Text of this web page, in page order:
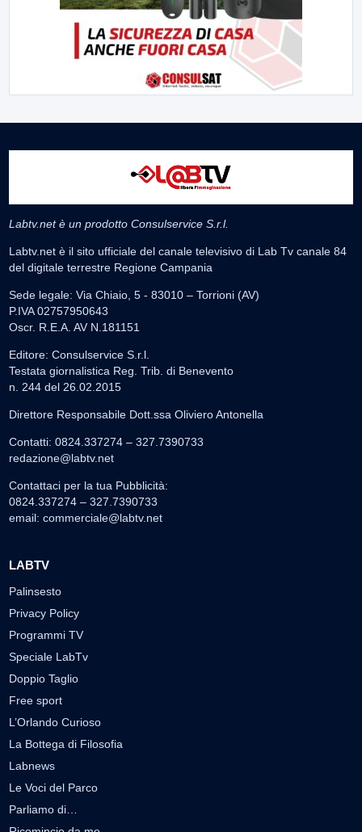
Labtv.net è un prodotto Consulservice S.r.l.
Labtv.net è il sito ufficiale del canale televisivo di Lab Tv canale 84
del digitale terrestre Regione Campania
Sede legale: Via Chiaio, 5 - 83010 – Torrioni (AV)
P.IVA 02757950643
Oscr. R.E.A. AV N.181151
Editore: Consulservice S.r.l.
Testata giornalistica Reg. Trib. di Benevento
n. 244 del 26.02.2015
Direttore Responsabile Dott.ssa Oliviero Antonella
Contatti: 0824.337274 – 327.7390733
redazione@labtv.net
Contattaci per la tua Pubblicità:
0824.337274 – 327.7390733
email: commerciale@labtv.net
LABTV
Palinsesto
Privacy Policy
Programmi TV
Speciale LabTv
Doppio Taglio
Free sport
L’Orlando Curioso
La Bottega di Filosofia
Labnews
Le Voci del Parco
Parliamo di…